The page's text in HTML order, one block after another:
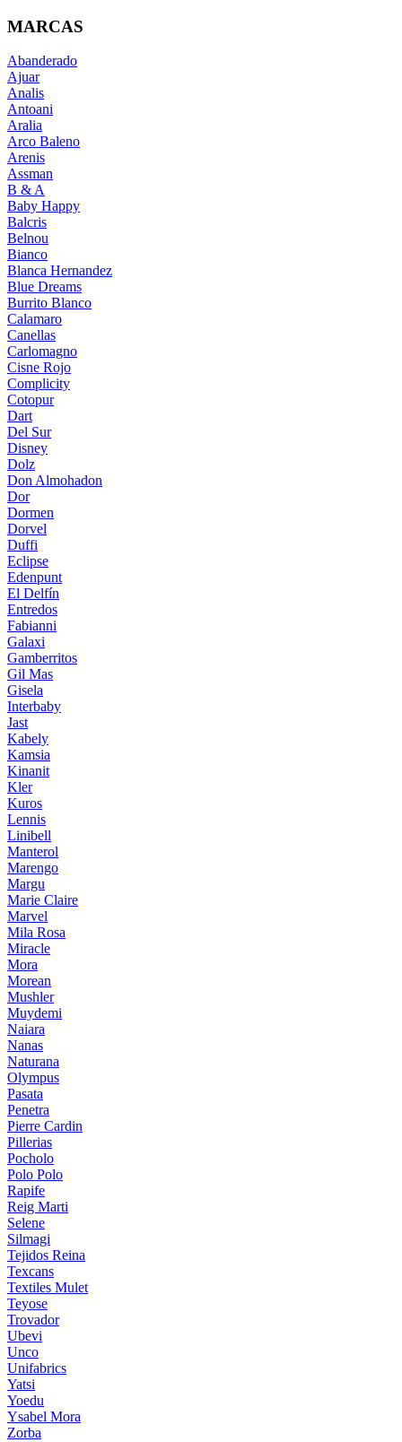
MARCAS
Abanderado
Ajuar
Analis
Antoani
Aralia
Arco Baleno
Arenis
Assman
B & A
Baby Happy
Balcris
Belnou
Bianco
Blanca Hernandez
Blue Dreams
Burrito Blanco
Calamaro
Canellas
Carlomagno
Cisne Rojo
Complicity
Cotopur
Dart
Del Sur
Disney
Dolz
Don Almohadon
Dor
Dormen
Dorvel
Duffi
Eclipse
Edenpunt
El Delfín
Entredos
Fabianni
Galaxi
Gamberritos
Gil Mas
Gisela
Interbaby
Jast
Kabely
Kamsia
Kinanit
Kler
Kuros
Lennis
Linibell
Manterol
Marengo
Margu
Marie Claire
Marvel
Mila Rosa
Miracle
Mora
Morean
Mushler
Muydemi
Naiara
Nanas
Naturana
Olympus
Pasata
Penetra
Pierre Cardin
Pillerias
Pocholo
Polo Polo
Rapife
Reig Marti
Selene
Silmagi
Tejidos Reina
Texcans
Textiles Mulet
Teyose
Trovador
Ubevi
Unco
Unifabrics
Yatsi
Yoedu
Ysabel Mora
Zorba